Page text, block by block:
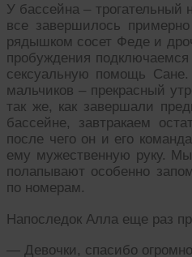
У бассейна –
все завершилось
рядышком сосет Феде и
пробуждения
сексуальную помощь
мальчиков – прекрасный
так же, как завершали
бассейне, завтракаем
после чего он и его
ему мужественную руку.
полапывают особенно
по номерам.
Напоследок Алла еще раз
— Девочки, спасибо